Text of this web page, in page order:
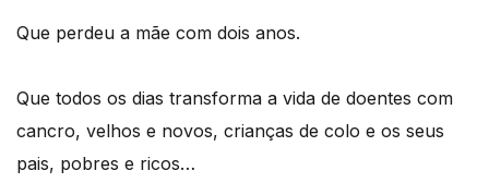
Que perdeu a mãe com dois anos.
Que todos os dias transforma a vida de doentes com
cancro, velhos e novos, crianças de colo e os seus
pais, pobres e ricos…